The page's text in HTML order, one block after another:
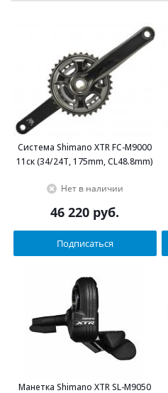
Система Shimano XTR FC-M9000
11ск (34/24T, 175mm, CL48.8mm)
Нет в наличии
46 220 руб.
Подписаться
Манетка Shimano XTR SL-M9050